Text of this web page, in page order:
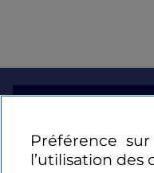
Liens utiles
Préférence
l’utilisation des